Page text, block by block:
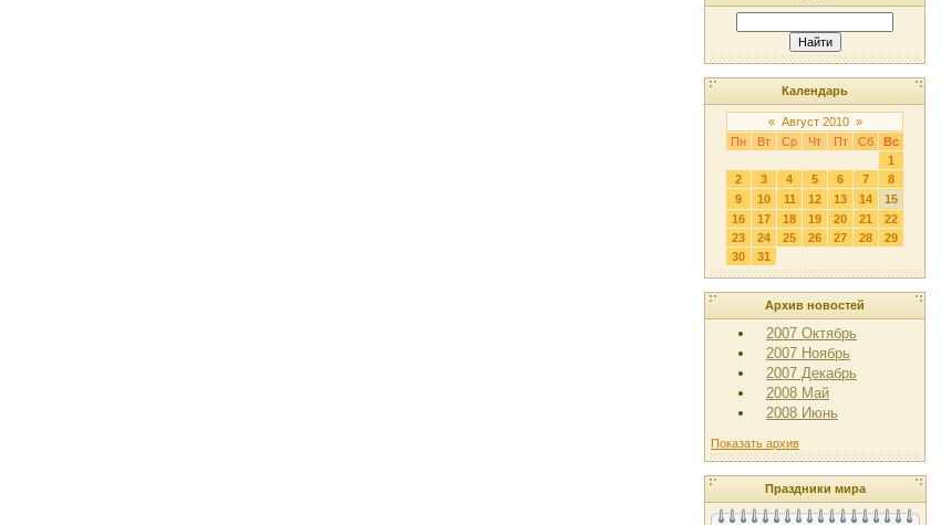
Календарь
« Август 2010 »
Пн
Вт Ср Чт Пт Сб
Вс
1
2
3 4 5 6 7
8
9
10 11 12 13 14
15
16
17 18 19 20 21
22
23
24 25 26 27 28
29
30
31
Архив новостей
2007 Октябрь
2007 Ноябрь
2007 Декабрь
2008 Май
2008 Июнь
Показать архив
Праздники мира